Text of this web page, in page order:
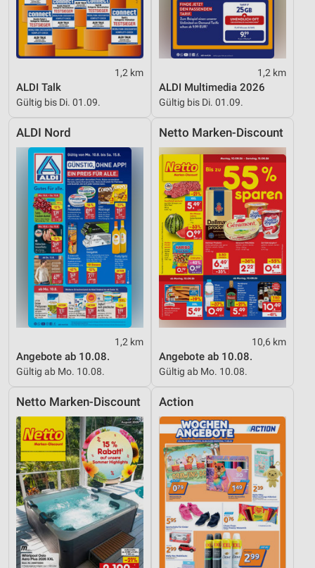
1,2 km
ALDI Talk
Gültig bis Di. 01.09.
1,2 km
ALDI Multimedia 2026
Gültig bis Di. 01.09.
ALDI Nord
1,2 km
Angebote ab 10.08.
Gültig ab Mo. 10.08.
Netto Marken-Discount
10,6 km
Angebote ab 10.08.
Gültig ab Mo. 10.08.
Netto Marken-Discount Action